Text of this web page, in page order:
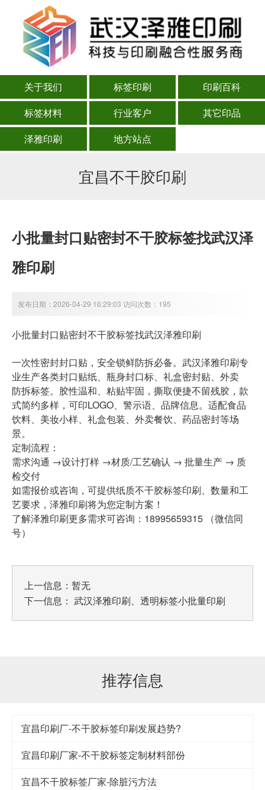
关于我们 标签印刷
印刷百科
标签材料
行业客户
其它印品
泽雅印刷
地方站点
宜昌不干胶印刷
小批量封口贴密封不干胶标签找武汉泽
雅印刷
发布日期：2026-04-29 16:29:03 访问次数：195
小批量封口贴密封不干胶标签找武汉泽雅印刷
一次性密封封口贴，安全锁鲜防拆必备。武汉泽雅印刷专
业生产各类封口贴纸、瓶身封口标、礼盒密封贴、外卖
防拆标签。胶性温和、粘贴牢固，撕取便捷不留残胶，款
式简约多样，可印LOGO、警示语、品牌信息。适配食品
饮料、美妆小样、礼盒包装、外卖餐饮、药品密封等场
景。
定制流程：
需求沟通 →设计打样 →材质/工艺确认 → 批量生产 → 质
检交付
如需报价或咨询，可提供纸质不干胶标签印刷、数量和工
艺要求，泽雅印刷将为您定制方案！
了解泽雅印刷更多需求可咨询：18995659315 （微信同
号）
上一信息：暂无
下一信息： 武汉泽雅印刷、透明标签小批量印刷
推荐信息
宜昌印刷厂-不干胶标签印刷发展趋势?
宜昌印刷厂家-不干胶标签定制材料部份
宜昌不干胶标签厂家-除脏污方法